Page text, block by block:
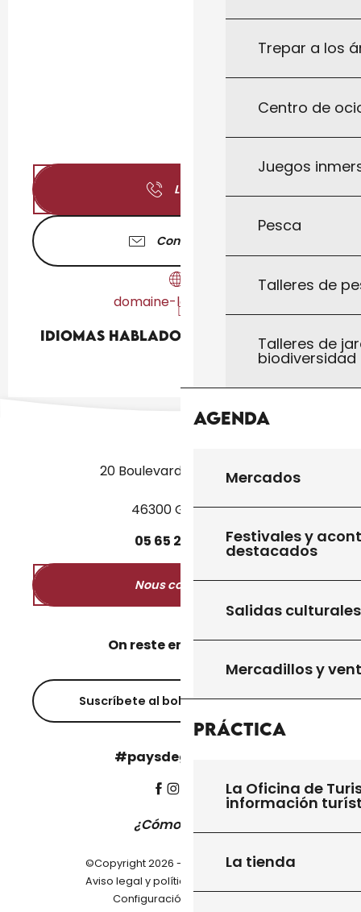
Trepar a los
Centro de
Juegos
Pesca
Talleres de
Talleres de
biodiversidad
Agenda
Mercados
Festivales y
destacados
Salidas culturales
Mercadillos y
Práctica
La Oficina de
información
La tienda
Llamar
Contáctenos
domaine-labastide.fr
Idiomas hablados
Idiomas hablados
20 Boulevard des Martyrs
46300 Gourdon
05 65 27 50
Nous contacter
On reste en contact ?
Suscríbete al boletín informativo
#paysdegourdon !
¿Cómo llegar?
©Copyright 2026 - Pays de Gourdon
Aviso legal y política de privacidad
Configuración de cookies